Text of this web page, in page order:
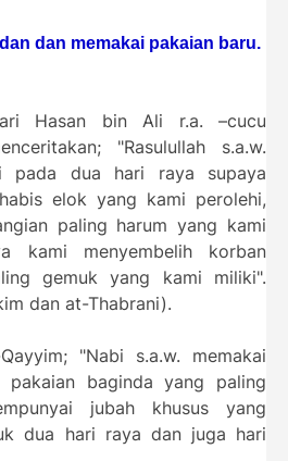
dan memakai pakaian baru.
Hasan bin Ali r.a. –cucu
"Rasulullah s.a.w.
pada dua hari raya supaya
elok yang kami perolehi,
paling harum yang kami
kami menyembelih korban
gemuk yang kami miliki".
dan at-Thabrani).
"Nabi s.a.w. memakai
baginda yang paling
jubah khusus yang
dua hari raya dan juga hari